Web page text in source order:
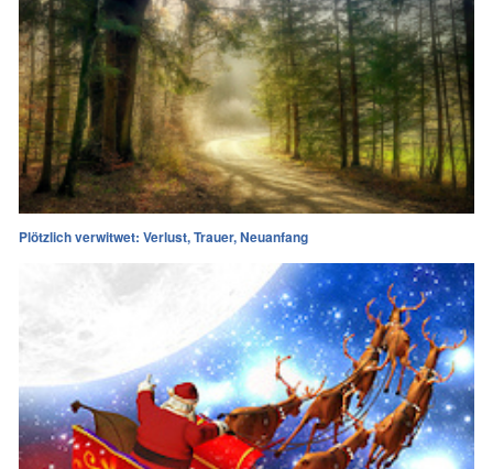
Plötzlich verwitwet: Verlust, Trauer, Neuanfang